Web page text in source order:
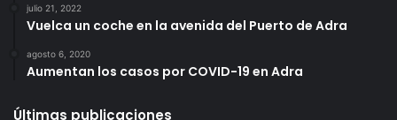
julio 21, 2022
Vuelca un coche en la avenida del Puerto de Adra
agosto 6, 2020
Aumentan los casos por COVID-19 en Adra
Últimas publicaciones